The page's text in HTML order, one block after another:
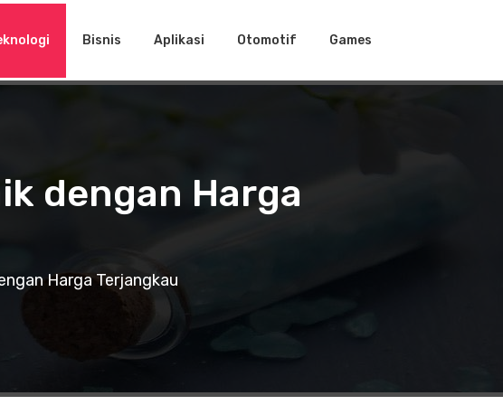
Bisnis Aplikasi Otomotif Games
dengan Harga
Harga Terjangkau